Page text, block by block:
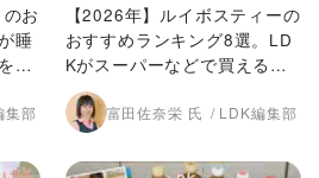
お
睡
プ
集部
【2026年】ルイボスティーの
おすすめランキング8選。LD
Kがスーパーなどで買える人
気商品をプロと比較
富田佐奈栄 氏 LDK編集部